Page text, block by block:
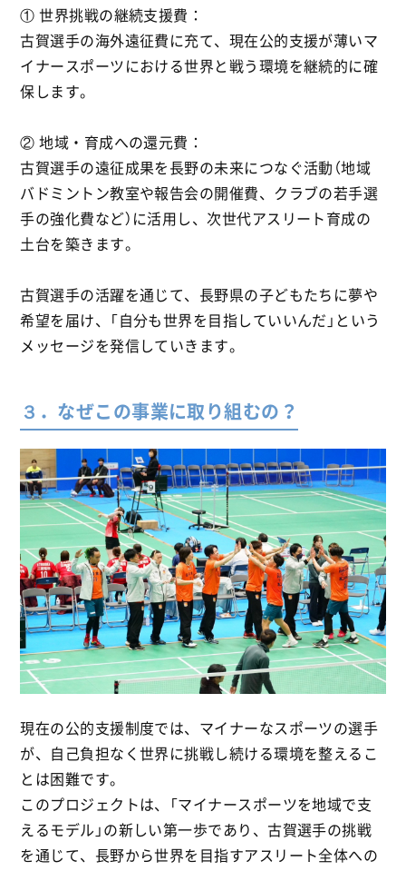
① 世界挑戦の継続支援費：
古賀選手の海外遠征費に充て、現在公的支援が薄いマ
イナースポーツにおける世界と戦う環境を継続的に確
保します。
② 地域・育成への還元費：
古賀選手の遠征成果を長野の未来につなぐ活動（地域
バドミントン教室や報告会の開催費、クラブの若手選
手の強化費など）に活用し、次世代アスリート育成の
土台を築きます。
古賀選手の活躍を通じて、長野県の子どもたちに夢や
希望を届け、「自分も世界を目指していいんだ」という
メッセージを発信していきます。
３．なぜこの事業に取り組むの？
現在の公的支援制度では、マイナーなスポーツの選手
が、自己負担なく世界に挑戦し続ける環境を整えるこ
とは困難です。
このプロジェクトは、「マイナースポーツを地域で支
えるモデル」の新しい第一歩であり、古賀選手の挑戦
を通じて、長野から世界を目指すアスリート全体への